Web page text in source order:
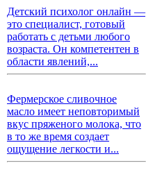
Детский психолог онлайн —
это специалист, готовый
работать с детьми любого
возраста. Он компетентен в
области явлений,...
Фермерское сливочное
масло имеет неповторимый
вкус пряженого молока, что
в то же время создает
ощущение легкости и...